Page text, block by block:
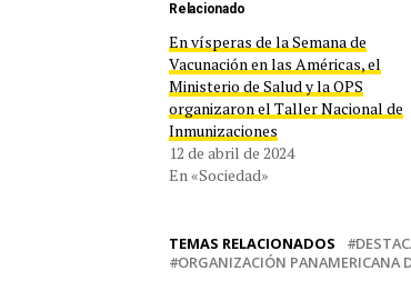
Relacionado
En vísperas de la Semana de
Vacunación en las Américas, el
Ministerio de Salud y la OPS
organizaron el Taller Nacional de
Inmunizaciones
12 de abril de 2024
En «Sociedad»
TEMAS RELACIONADOS
ORGANIZACIÓN PANAMERICANA